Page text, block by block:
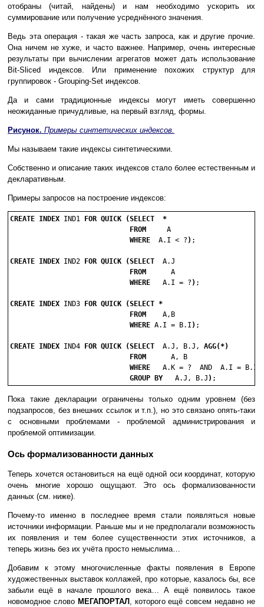
отобраны (читай, найдены) и нам необходимо ускорить их
суммирование или получение усреднённого значения.
Ведь эта операция - такая же часть запроса, как и другие прочие.
Она ничем не хуже, и часто важнее. Например, очень интересные
результаты при вычислении агрегатов может дать использование
Bit-Sliced индексов. Или применение похожих структур для
группировок - Grouping-Set индексов.
Да и сами традиционные индексы могут иметь совершенно
неожиданные причудливые, на первый взгляд, формы.
Рисунок. Примеры синтетических индексов.
Мы называем такие индексы синтетическими.
Собственно и описание таких индексов стало более естественным и
декларативным.
Примеры запросов на построение индексов:
CREATE INDEX IND1 FOR QUICK (SELECT
*
FROM
     A
WHERE
  A.I < ?
) ;
CREATE INDEX IND2 FOR QUICK (SELECT
  A.J
FROM
      A
WHERE
   A.I = ?
) ;
CREATE INDEX IND3 FOR QUICK (SELECT *
FROM
    A,B
WHERE A.I = B.I ) ;
CREATE INDEX IND4 FOR QUICK (SELECT
  A.J, B.J,
AGG(*)
FROM
      A, B
WHERE
   A.K = ?  AND  A.I = B.I
GROUP BY
   A.J, B.J
)
Пока такие декларации ограничены только одним уровнем (без
подзапросов, без внешних ссылок и т.п.), но это связано опять-таки
с основными проблемами - проблемой администрирования и
проблемой оптимизации.
Ось формализованности данных
Теперь хочется остановиться на ещё одной оси координат, которую
очень многие хорошо ощущают. Это ось формализованности
данных (см. ниже).
Почему-то именно в последнее время стали появляться новые
источники информации. Раньше мы и не предполагали возможность
их появления и тем более существенности этих источников, а
теперь жизнь без их учёта просто немыслима…
Добавим к этому многочисленные факты появления в Европе
художественных выставок коллажей, про которые, казалось бы, все
забыли ещё в начале прошлого века… А ещё появилось такое
новомодное слово МЕГАПОРТАЛ, которого ещё совсем недавно не